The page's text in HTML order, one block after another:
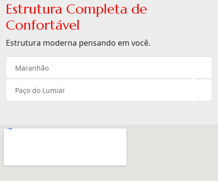
Estrutura Completa de
Confortável
Estrutura moderna pensando em você.
×
Maranhão
×
Paço do Lumiar